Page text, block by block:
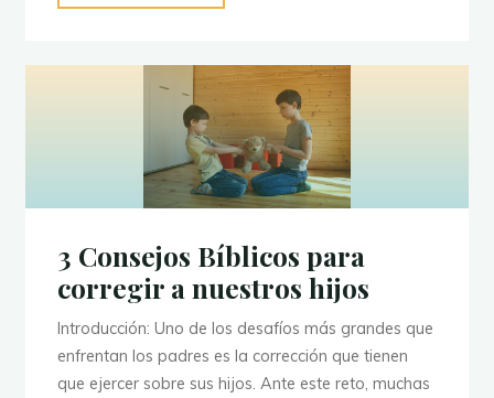
en
Jesús"
3 Consejos Bíblicos para
corregir a nuestros hijos
Introducción: Uno de los desafíos más grandes que
enfrentan los padres es la corrección que tienen
que ejercer sobre sus hijos. Ante este reto, muchas